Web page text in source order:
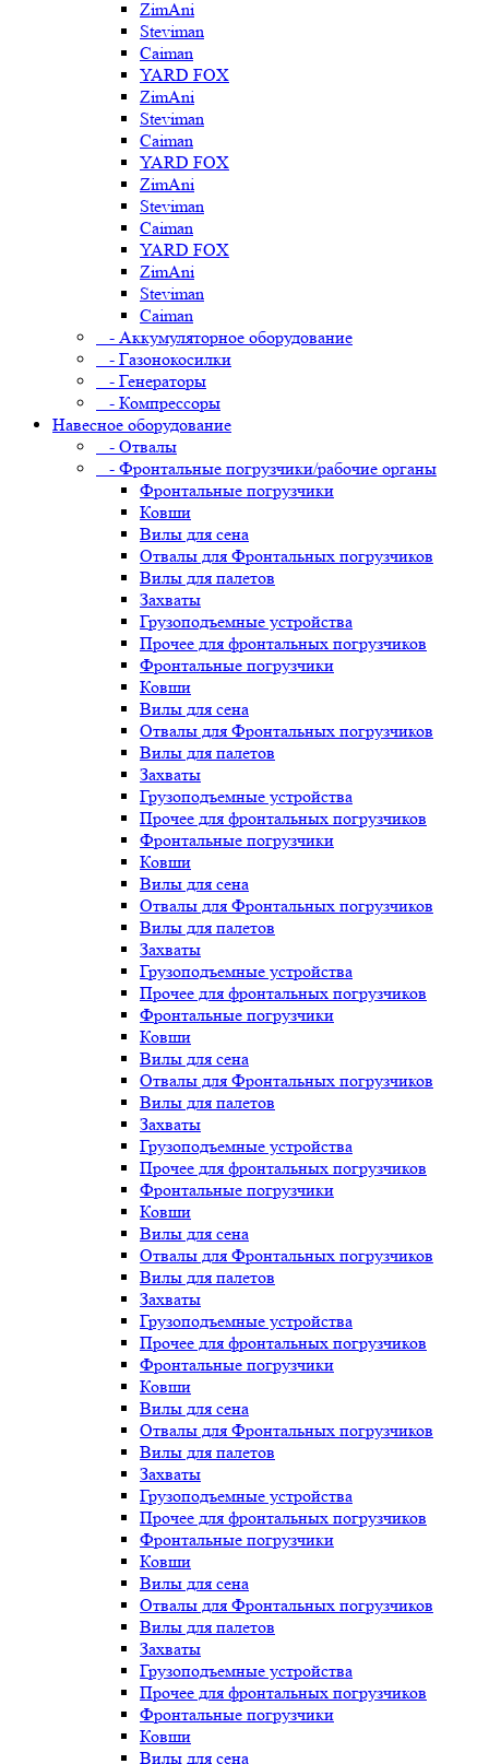
ZimAni
Steviman
Caiman
YARD FOX
ZimAni
Steviman
Caiman
YARD FOX
ZimAni
Steviman
Caiman
YARD FOX
ZimAni
Steviman
Caiman
- Аккумуляторное оборудование
- Газонокосилки
- Генераторы
- Компрессоры
Навесное оборудование
- Отвалы
- Фронтальные погрузчики/рабочие органы
Фронтальные погрузчики
Ковши
Вилы для сена
Отвалы для Фронтальных погрузчиков
Вилы для палетов
Захваты
Грузоподъемные устройства
Прочее для фронтальных погрузчиков
Фронтальные погрузчики
Ковши
Вилы для сена
Отвалы для Фронтальных погрузчиков
Вилы для палетов
Захваты
Грузоподъемные устройства
Прочее для фронтальных погрузчиков
Фронтальные погрузчики
Ковши
Вилы для сена
Отвалы для Фронтальных погрузчиков
Вилы для палетов
Захваты
Грузоподъемные устройства
Прочее для фронтальных погрузчиков
Фронтальные погрузчики
Ковши
Вилы для сена
Отвалы для Фронтальных погрузчиков
Вилы для палетов
Захваты
Грузоподъемные устройства
Прочее для фронтальных погрузчиков
Фронтальные погрузчики
Ковши
Вилы для сена
Отвалы для Фронтальных погрузчиков
Вилы для палетов
Захваты
Грузоподъемные устройства
Прочее для фронтальных погрузчиков
Фронтальные погрузчики
Ковши
Вилы для сена
Отвалы для Фронтальных погрузчиков
Вилы для палетов
Захваты
Грузоподъемные устройства
Прочее для фронтальных погрузчиков
Фронтальные погрузчики
Ковши
Вилы для сена
Отвалы для Фронтальных погрузчиков
Вилы для палетов
Захваты
Грузоподъемные устройства
Прочее для фронтальных погрузчиков
Фронтальные погрузчики
Ковши
Вилы для сена